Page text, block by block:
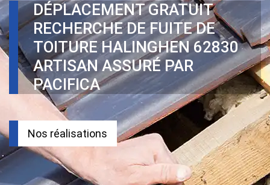
DÉPLACEMENT GRATUIT
RECHERCHE DE FUITE DE
TOITURE HALINGHEN 62830
ARTISAN ASSURÉ PAR
PACIFICA
Nos réalisations